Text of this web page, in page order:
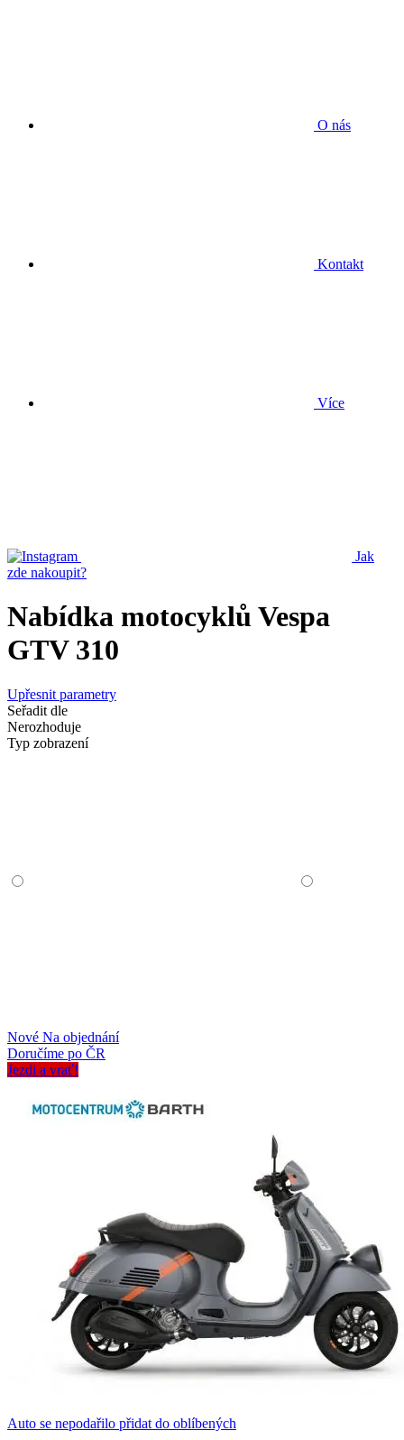
O nás
Kontakt
Více
Jak
zde nakoupit?
Nabídka motocyklů Vespa
GTV 310
Upřesnit parametry
Seřadit dle
Nerozhoduje
Typ zobrazení
Nové Na objednání
Doručíme po ČR
Jezdi a vrať!
Auto se nepodařilo přidat do oblíbených